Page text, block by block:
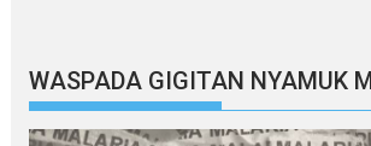
WASPADA GIGITAN NYAMUK